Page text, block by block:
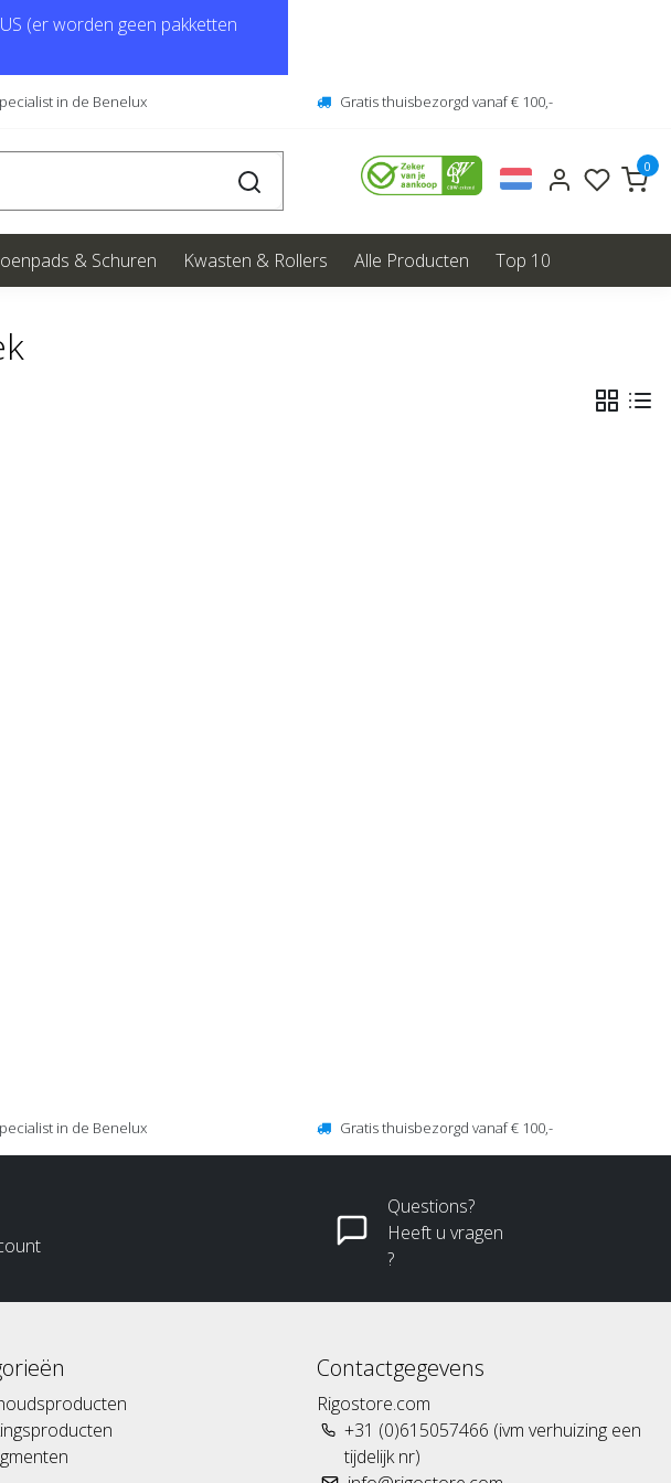
(er worden geen pakketten
in de Benelux Gratis thuisbezorgd vanaf € 100,-
0
& Schuren Kwasten & Rollers Alle Producten Top 10
in de Benelux Gratis thuisbezorgd vanaf € 100,-
Questions?
Heeft u vragen
?
Contactgegevens
Rigostore.com
+31 (0)615057466 (ivm verhuizing een
tijdelijk nr)